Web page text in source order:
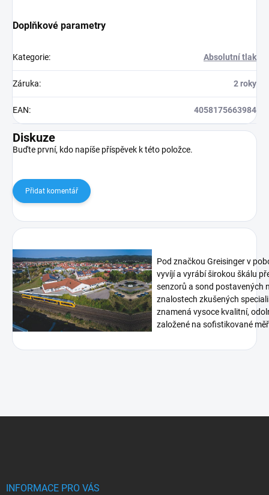
Doplňkové parametry
Kategorie: Absolutní tlak
Záruka: 2 roky
EAN: 4058175663984
Diskuze
Buďte první, kdo napíše příspěvek k této položce.
Přidat komentář
Pod značkou Greisinger v
vyvíjí a vyrábí širokou škálu
senzorů a sond postavených
znalostech zkušených
znamená vysoce kvalitní,
založené na sofistikované
INFORMACE PRO VÁS